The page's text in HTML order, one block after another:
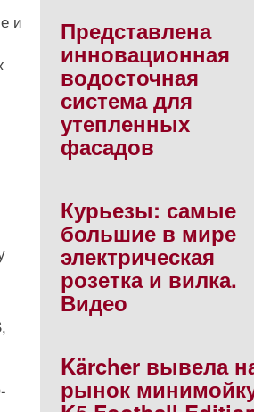
и
Представлена
инновационная
водосточная
система для
утепленных
фасадов
Курьезы: самые
большие в мире
электрическая
розетка и вилка.
Видео
Kärcher вывела
рынок